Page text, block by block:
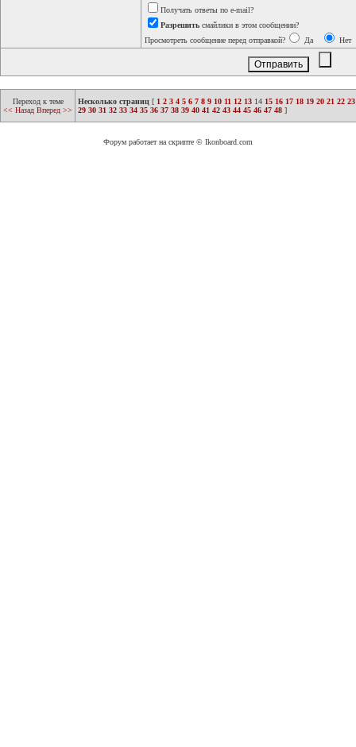
Получать ответы по e-mail?
Разрешить смайлики в этом сообщении?
Просмотреть сообщение перед отправкой?
Да Нет
Переход к теме
<< Назад Вперед >>
Несколько страниц [ 1 2 3 4 5 6 7 8 9 10 11 12 13 14 15 16 17 18 19 20 21 22 23
29 30 31 32 33 34 35 36 37 38 39 40 41 42 43 44 45 46 47 48 ]
Форум работает на скрипте © Ikonboard.com